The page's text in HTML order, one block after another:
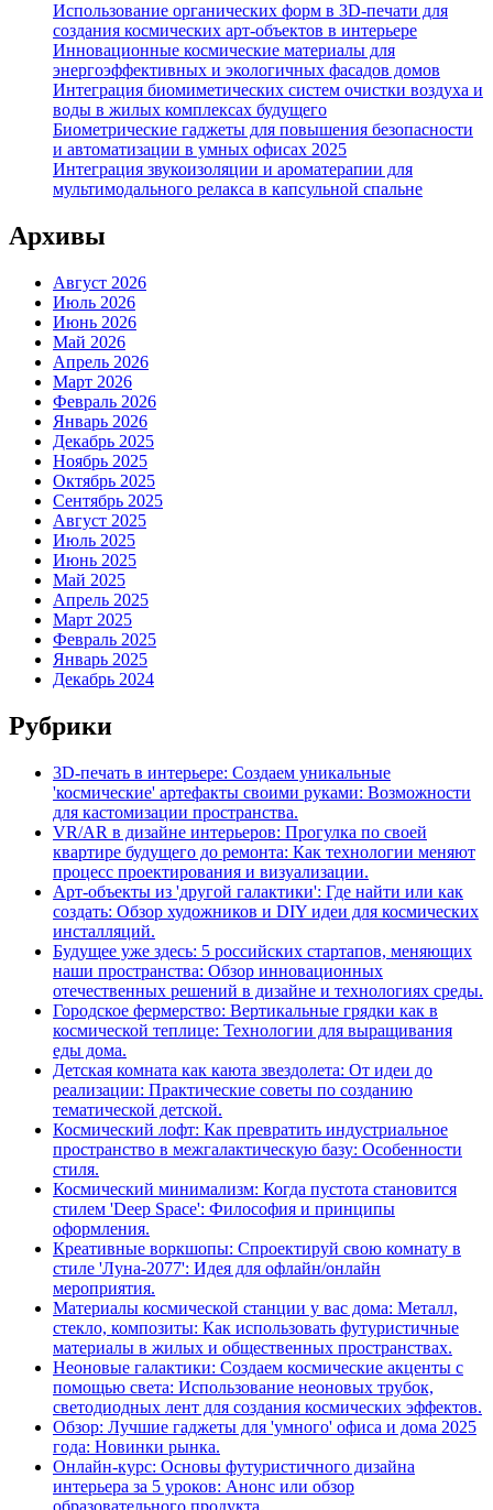
Использование органических форм в 3D-печати для
создания космических арт-объектов в интерьере
Инновационные космические материалы для
энергоэффективных и экологичных фасадов домов
Интеграция биомиметических систем очистки воздуха и
воды в жилых комплексах будущего
Биометрические гаджеты для повышения безопасности
и автоматизации в умных офисах 2025
Интеграция звукоизоляции и ароматерапии для
мультимодального релакса в капсульной спальне
Архивы
Август 2026
Июль 2026
Июнь 2026
Май 2026
Апрель 2026
Март 2026
Февраль 2026
Январь 2026
Декабрь 2025
Ноябрь 2025
Октябрь 2025
Сентябрь 2025
Август 2025
Июль 2025
Июнь 2025
Май 2025
Апрель 2025
Март 2025
Февраль 2025
Январь 2025
Декабрь 2024
Рубрики
3D-печать в интерьере: Создаем уникальные
'космические' артефакты своими руками: Возможности
для кастомизации пространства.
VR/AR в дизайне интерьеров: Прогулка по своей
квартире будущего до ремонта: Как технологии меняют
процесс проектирования и визуализации.
Арт-объекты из 'другой галактики': Где найти или как
создать: Обзор художников и DIY идеи для космических
инсталляций.
Будущее уже здесь: 5 российских стартапов, меняющих
наши пространства: Обзор инновационных
отечественных решений в дизайне и технологиях среды.
Городское фермерство: Вертикальные грядки как в
космической теплице: Технологии для выращивания
еды дома.
Детская комната как каюта звездолета: От идеи до
реализации: Практические советы по созданию
тематической детской.
Космический лофт: Как превратить индустриальное
пространство в межгалактическую базу: Особенности
стиля.
Космический минимализм: Когда пустота становится
стилем 'Deep Space': Философия и принципы
оформления.
Креативные воркшопы: Спроектируй свою комнату в
стиле 'Луна-2077': Идея для офлайн/онлайн
мероприятия.
Материалы космической станции у вас дома: Металл,
стекло, композиты: Как использовать футуристичные
материалы в жилых и общественных пространствах.
Неоновые галактики: Создаем космические акценты с
помощью света: Использование неоновых трубок,
светодиодных лент для создания космических эффектов.
Обзор: Лучшие гаджеты для 'умного' офиса и дома 2025
года: Новинки рынка.
Онлайн-курс: Основы футуристичного дизайна
интерьера за 5 уроков: Анонс или обзор
образовательного продукта.